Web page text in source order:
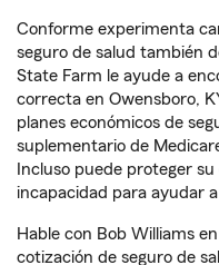
Conforme experimenta
seguro de salud también
State Farm le ayude a
correcta en Owensboro,
planes económicos de
suplementario de
Incluso puede proteger
incapacidad para ayudar
Hable con Bob Williams
cotización de seguro de